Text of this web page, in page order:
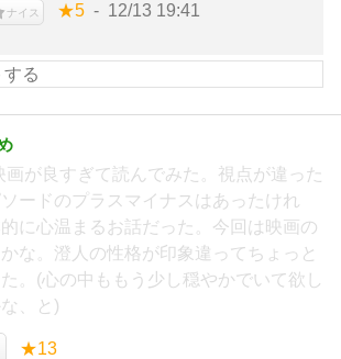
ナイス ★5 12/13 19:41
画が良すぎて読んでみた。視点が違った
ードのプラスマイナスはあったけれ
に心温まるお話だった。今回は映画の
な。澄人の性格が印象違ってちょっと
。(心の中ももう少し穏やかでいて欲し
、と)
★13